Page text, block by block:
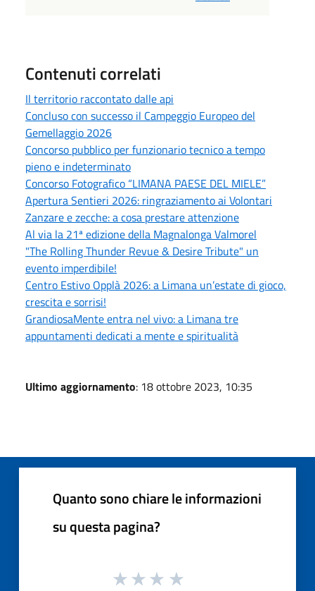
Contenuti correlati
Il territorio raccontato dalle api
Concluso con successo il Campeggio Europeo del
Gemellaggio 2026
Concorso pubblico per funzionario tecnico a tempo
pieno e indeterminato
Concorso Fotografico “LIMANA PAESE DEL MIELE”
Apertura Sentieri 2026: ringraziamento ai Volontari
Zanzare e zecche: a cosa prestare attenzione
Al via la 21ª edizione della Magnalonga Valmorel
"The Rolling Thunder Revue & Desire Tribute" un
evento imperdibile!
Centro Estivo Opplà 2026: a Limana un’estate di gioco,
crescita e sorrisi!
GrandiosaMente entra nel vivo: a Limana tre
appuntamenti dedicati a mente e spiritualità
Ultimo aggiornamento: 18 ottobre 2023, 10:35
Quanto sono chiare le informazioni
su questa pagina?